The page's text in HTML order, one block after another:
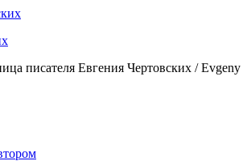
писателя Евгения Чертовских / Evgeny